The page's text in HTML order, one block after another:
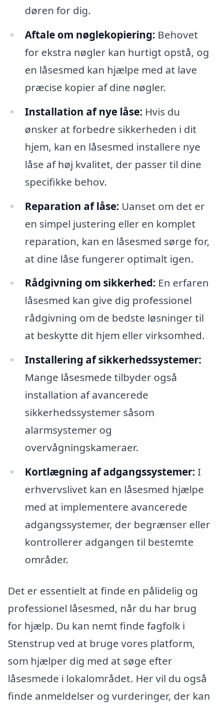
døren for dig.
Aftale om nøglekopiering: Behovet
for ekstra nøgler kan hurtigt opstå, og
en låsesmed kan hjælpe med at lave
præcise kopier af dine nøgler.
Installation af nye låse: Hvis du
ønsker at forbedre sikkerheden i dit
hjem, kan en låsesmed installere nye
låse af høj kvalitet, der passer til dine
specifikke behov.
Reparation af låse: Uanset om det er
en simpel justering eller en komplet
reparation, kan en låsesmed sørge for,
at dine låse fungerer optimalt igen.
Rådgivning om sikkerhed: En erfaren
låsesmed kan give dig professionel
rådgivning om de bedste løsninger til
at beskytte dit hjem eller virksomhed.
Installering af sikkerhedssystemer:
Mange låsesmede tilbyder også
installation af avancerede
sikkerhedssystemer såsom
alarmsystemer og
overvågningskameraer.
Kortlægning af adgangssystemer: I
erhvervslivet kan en låsesmed hjælpe
med at implementere avancerede
adgangssystemer, der begrænser eller
kontrollerer adgangen til bestemte
områder.
Det er essentielt at finde en pålidelig og
professionel låsesmed, når du har brug
for hjælp. Du kan nemt finde fagfolk i
Stenstrup ved at bruge vores platform,
som hjælper dig med at søge efter
låsesmede i lokalområdet. Her vil du også
finde anmeldelser og vurderinger, der kan